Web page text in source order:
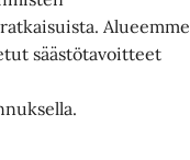
Alueemme
säästötavoitteet